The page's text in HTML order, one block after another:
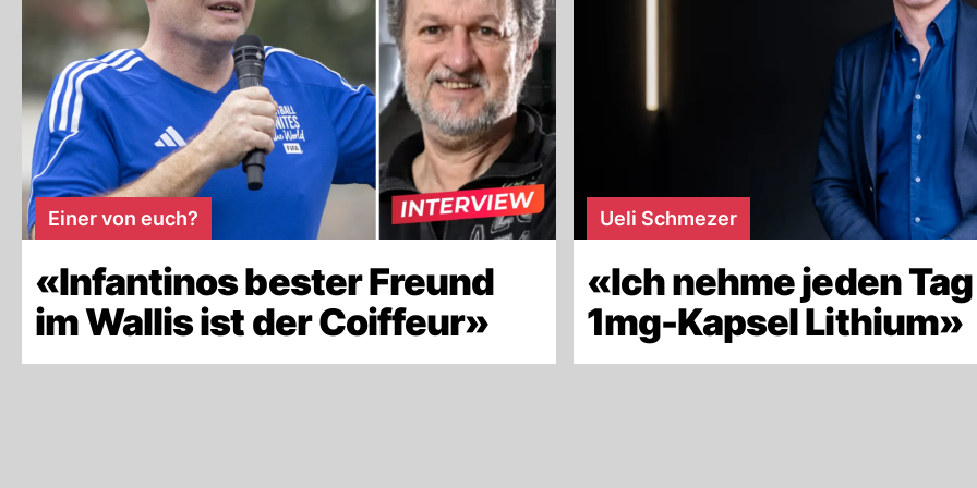
Einer von euch?
«Infantinos bester Freund
im Wallis ist der Coiffeur»
Ueli Schmezer
«Ich nehme jeden
1mg-Kapsel Lithium»